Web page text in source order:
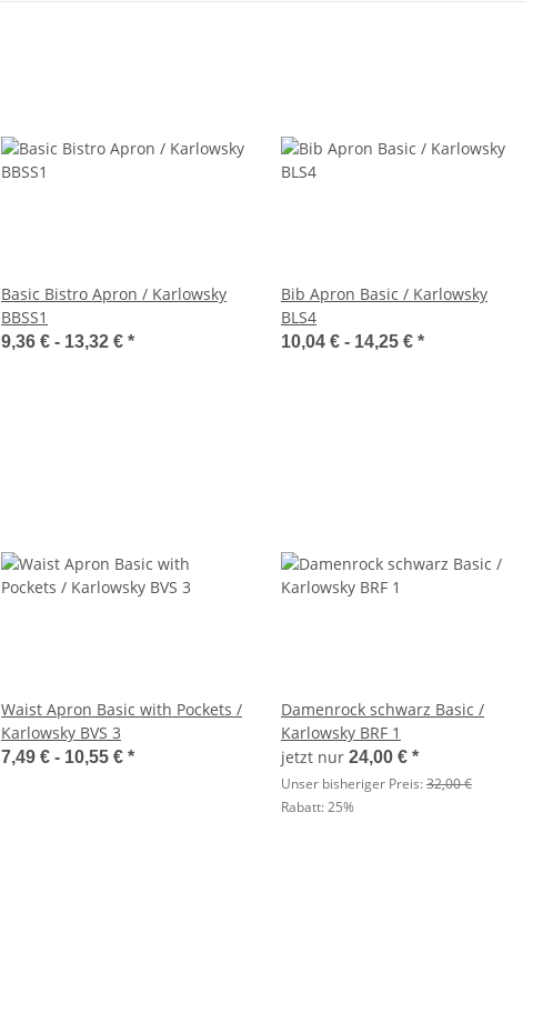
Basic Bistro Apron / Karlowsky
BBSS1
9,36 € - 13,32 € *
Bib Apron Basic / Karlowsky
BLS4
10,04 € - 14,25 € *
Waist Apron Basic with Pockets /
Karlowsky BVS 3
7,49 € - 10,55 € *
Damenrock schwarz Basic /
Karlowsky BRF 1
jetzt nur 24,00 € *
Unser bisheriger Preis:32,00 €
Rabatt:25%